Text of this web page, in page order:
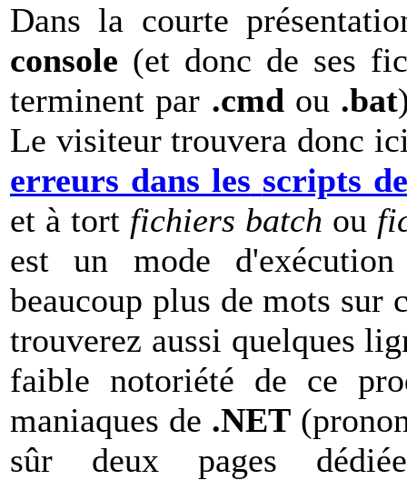
Dans la courte
console (et donc de ses
terminent par .cmdou .bat
Le visiteur trouvera donc
erreurs dans les scripts
et à tort fichiers batch ou
est un mode
beaucoup plus de mots sur
trouverez aussi quelques
faible notoriété de ce
maniaques de .NET
sûr deux pages